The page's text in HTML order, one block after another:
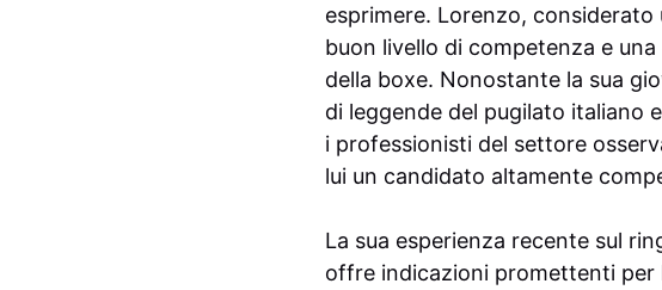
esprimere. Lorenzo,
buon livello di competenza e
della boxe. Nonostante la sua
di leggende del pugilato italiano
i professionisti del settore
lui un candidato altamente
La sua esperienza recente sul
offre indicazioni promettenti per